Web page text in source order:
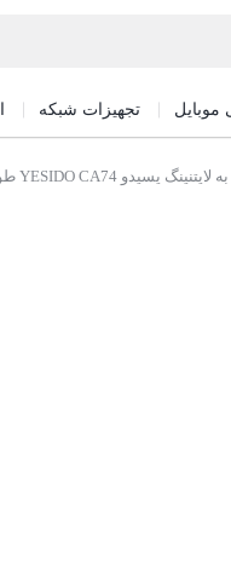
موبایل تجهیزات شبکه